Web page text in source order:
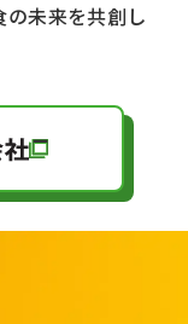
未来を共創し